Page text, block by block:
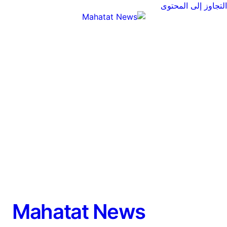
التجاوز إلى المحتوى
Mahatat News